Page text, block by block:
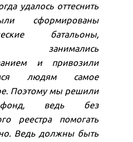
удалось оттеснить
сформированы
батальоны,
занимались
и привозили
людям самое
Поэтому мы решили
фонд, ведь без
реестра помогать
Ведь должны быть